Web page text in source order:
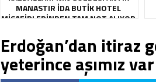
MANASTIR İDA BUTIK HOTEL
MISAFIRLERINDEN TAM NOT ALIYOR
Erdoğan’dan itiraz
yeterince aşımız var